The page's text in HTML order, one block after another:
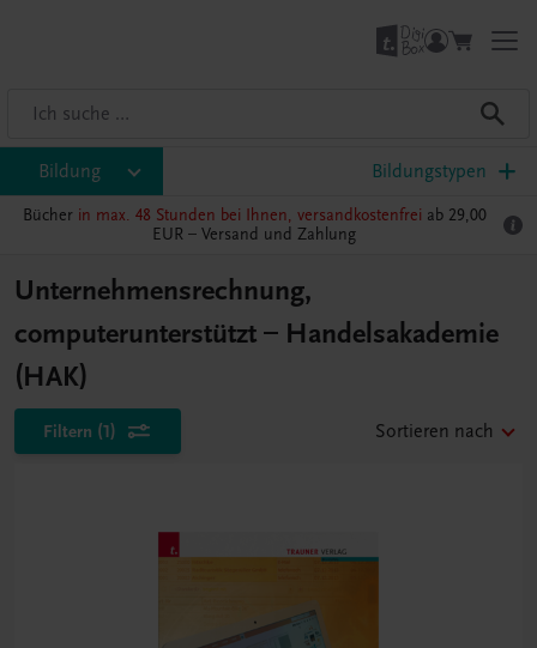
Bildung Bildungstypen
Bücher in max. 48 Stunden bei Ihnen, versandkostenfrei ab 29,00
EUR – Versand und Zahlung
Unternehmensrechnung,
computerunterstützt – Handelsakademie
(HAK)
Filtern (1) Sortieren nach